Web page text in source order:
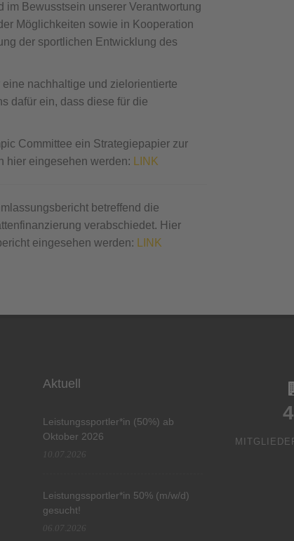
Bewusstsein unserer Verantwortung
Möglichkeiten sowie in Kooperation
der sportlichen Entwicklung des
nachhaltige und zielorientierte
dafür ein, dass diese für die
Committee ein Strategiepapier zur
hier eingesehen werden:
LINK
betreffend die
verabschiedet. Hier
eingesehen werden:
LINK
Aktuell
Leistungssportler*in (50%) ab
Oktober 2026
10.07.2026
Leistungssportler*in 50% (m/w/d)
gesucht!
06.07.2026